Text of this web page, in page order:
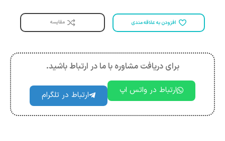
افزودن به علاقه مندی مقایسه
برای دریافت مشاوره با ما در ارتباط باشید.
ارتباط در واتس اپ ارتباط در تلگرام